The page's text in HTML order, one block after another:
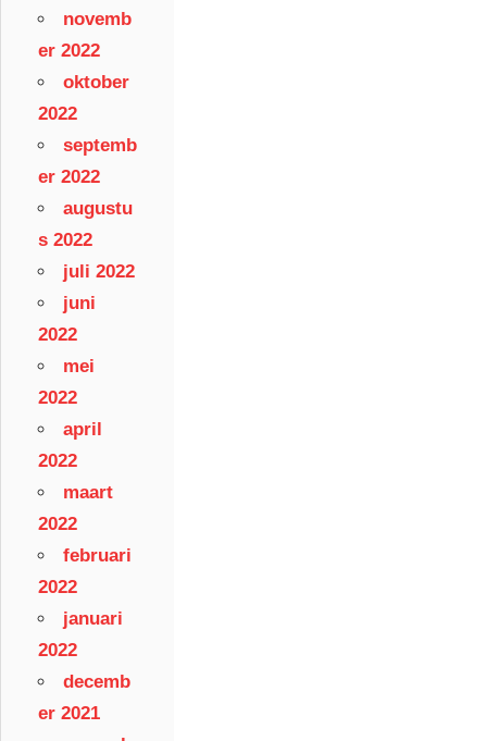
novemb
er 2022
oktober
2022
septemb
er 2022
augustu
s 2022
juli 2022
juni
2022
mei
2022
april
2022
maart
2022
februari
2022
januari
2022
decemb
er 2021